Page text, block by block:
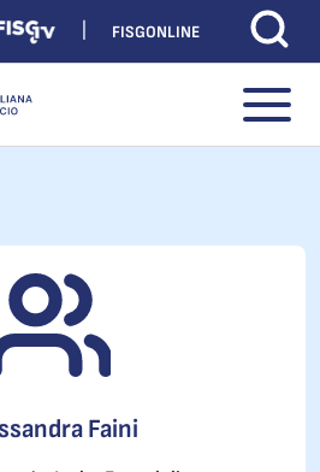
FISGONLINE
Faini